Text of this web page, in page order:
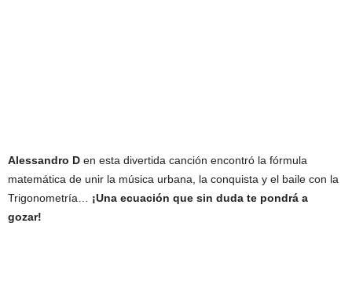
Alessandro D en esta divertida canción encontró la fórmula
matemática de unir la música urbana, la conquista y el baile con la
Trigonometría… ¡Una ecuación que sin duda te pondrá a
gozar!